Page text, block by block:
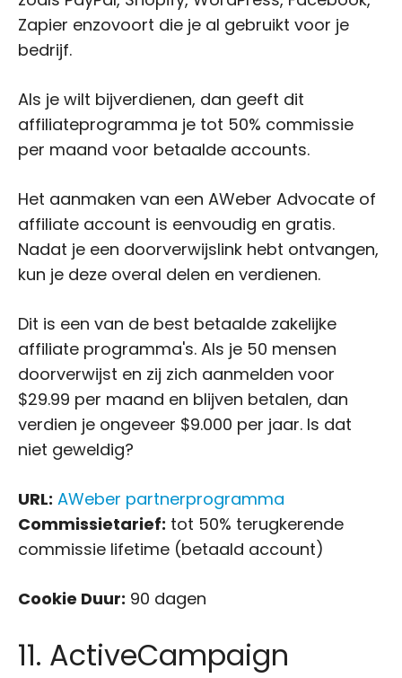
Zapier enzovoort die je al gebruikt voor je
bedrijf.
Als je wilt bijverdienen, dan geeft dit
affiliateprogramma je tot 50% commissie
per maand voor betaalde accounts.
Het aanmaken van een AWeber Advocate of
affiliate account is eenvoudig en gratis.
Nadat je een doorverwijslink hebt ontvangen,
kun je deze overal delen en verdienen.
Dit is een van de best betaalde zakelijke
affiliate programma's. Als je 50 mensen
doorverwijst en zij zich aanmelden voor
$29.99 per maand en blijven betalen, dan
verdien je ongeveer $9.000 per jaar. Is dat
niet geweldig?
URL: AWeber partnerprogramma
Commissietarief: tot 50% terugkerende
commissie lifetime (betaald account)
Cookie Duur: 90 dagen
11. ActiveCampaign